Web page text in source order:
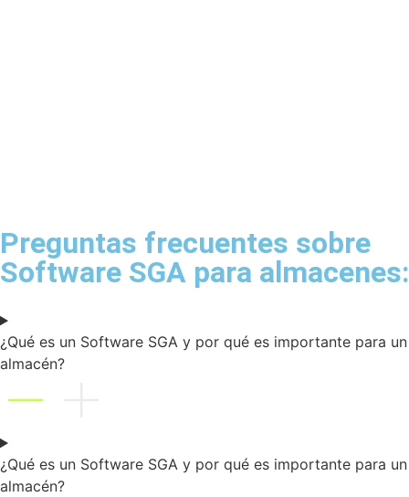
Preguntas frecuentes sobre
Software SGA para almacenes:
¿Qué es un Software SGA y por qué es importante para un
almacén?
¿Qué es un Software SGA y por qué es importante para un
almacén?